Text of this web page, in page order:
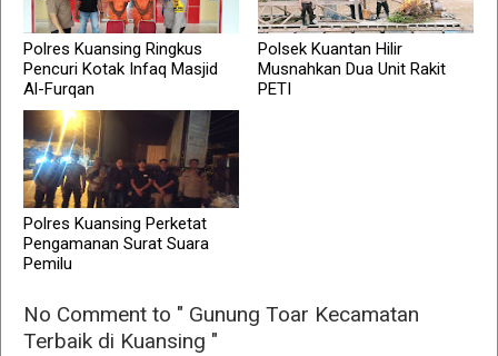
Polres Kuansing Ringkus
Pencuri Kotak Infaq Masjid
Al-Furqan
Polsek Kuantan Hilir
Musnahkan Dua Unit Rakit
PETI
Polres Kuansing Perketat
Pengamanan Surat Suara
Pemilu
No Comment to " Gunung Toar Kecamatan
Terbaik di Kuansing "